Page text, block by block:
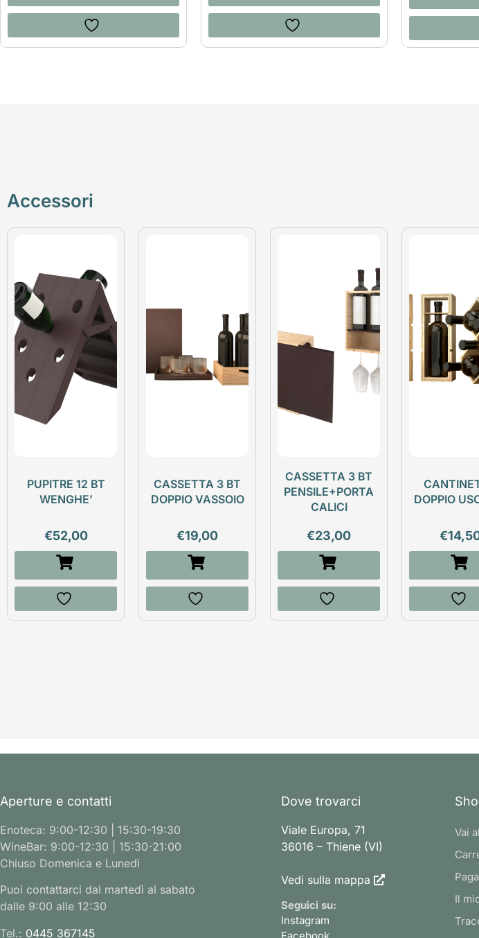
Accessori
PUPITRE 12 BT
WENGHE’
€52,00
CASSETTA 3 BT
DOPPIO VASSOIO
€19,00
CASSETTA 3 BT
PENSILE+PORTA
CALICI
€23,00
DOPPIO
€
Aperture e contatti
Enoteca: 9:00-12:30 | 15:30-19:30
WineBar: 9:00-12:30 | 15:30-21:00
Chiuso Domenica e Lunedì
Puoi contattarci dal martedì al sabato
dalle 9:00 alle 12:30
Tel.: 0445 367145
Dove trovarci
Viale Europa, 71
36016 – Thiene (VI)
Vedi sulla mappa
Seguici su:
Instagram
Vai
Il